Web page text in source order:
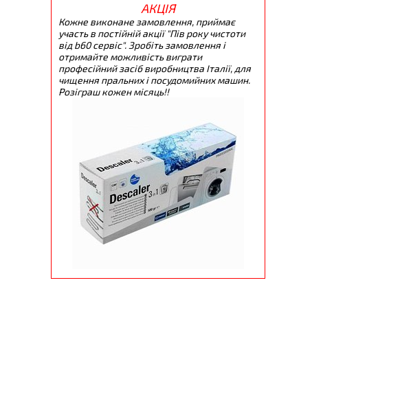
АКЦІЯ
Кожне виконане замовлення, приймає
участь в постійній акції "Пів року чистоти
від b60 сервіс". Зробіть замовлення і
отримайте можливість виграти
професійний засіб виробництва Італії, для
чищення пральних і посудомийних машин.
Розіграш кожен місяць!!